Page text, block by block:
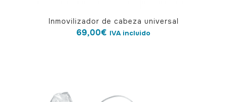
Inmovilizador de cabeza universal
69,00€ IVA incluido